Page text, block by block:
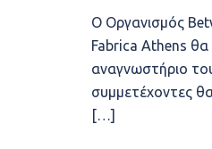
Ο Οργανισμός
Fabrica Athens
αναγνωστήριο
συμμετέχοντες
[…]